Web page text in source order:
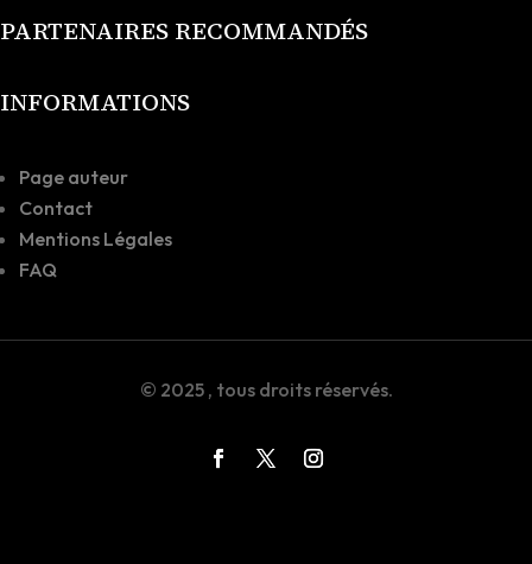
PARTENAIRES RECOMMANDÉS
INFORMATIONS
Page auteur
Contact
Mentions Légales
FAQ
© 2025 , tous droits réservés.